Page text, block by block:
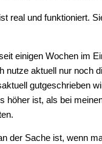
real und funktioniert.
einigen Wochen im
nutze aktuell nur noch
gutgeschrieben
höher ist, als bei
der Sache ist, wenn